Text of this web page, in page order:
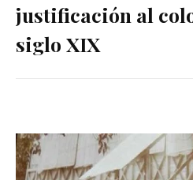
justificación al
siglo XIX